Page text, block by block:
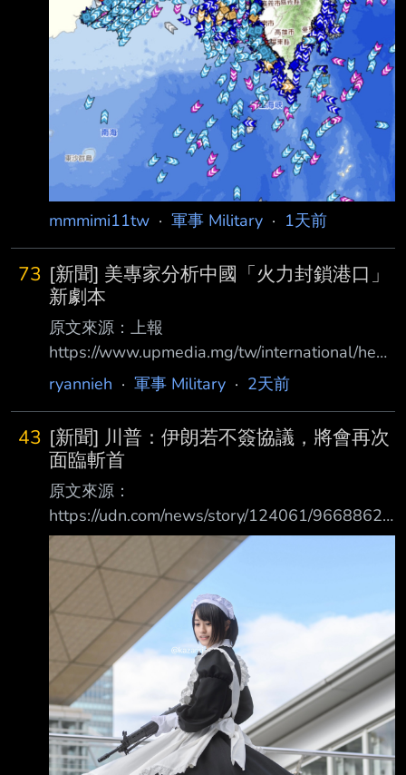
mmmimi11tw · 軍事 Military · 1天前
73 [新聞] 美專家分析中國「火力封鎖港口」
新劇本
原文來源：上報
https://www.upmedia.mg/tw/international/head
lines/265400 原文摘要： 不必圍島也能封鎖台
中國近年加大環台軍演，被認為可能藉由海上
封鎖來逼台灣人民屈服。專家指出，海上封鎖
仍然有風險，可能會與美國在內的大國發生衝
突，但有一種方法不需要包圍台灣、不需要封
閉台灣海峽，也能達到封鎖效果，那就是對台
灣港口進行「火力封鎖」（blockade by fire）。
《外交事務》4日刊載一篇文章，標題
ryannieh · 軍事 Military · 2天前
43 [新聞] 川普：伊朗若不簽協議，將會再次
面臨斬首
原文來源：
https://udn.com/news/story/124061/9668862
原文摘要： 美國總統川普今天在白宮表示，如
果伊朗不同意達成結束兩國衝突的協議，就會面
臨「斬 首」，而伊朗當局還有最後一次機會 川
普：「我認為我們或許能達成一些東西，但在對
他 們斬首之前，我想給他們最後機會。」 伊朗
外交部發言人貝卡伊稍早宣稱，未與美國進行談
判，之後川普就於社群媒體發文批評 ，伊朗領
導階層極為表裡不一 當被問及談判狀況時，川
普告訴記者「目前正進行中」。他還說：「這是
他們（伊朗）簽 署一份好文件的最